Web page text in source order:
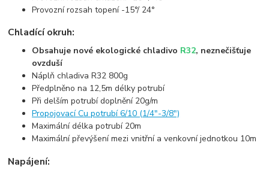
Provozní rozsah topení -15°/ 24°
Chladící okruh:
Obsahuje nové ekologické chladivo R32, neznečišťuje
ovzduší
Náplň chladiva R32 800g
Předplněno na 12,5m délky potrubí
Při delším potrubí doplnění 20g/m
Propojovací Cu potrubí 6/10 (1/4"-3/8")
Maximální délka potrubí 20m
Maximální převýšení mezi vnitřní a venkovní jednotkou 10m
Napájení: